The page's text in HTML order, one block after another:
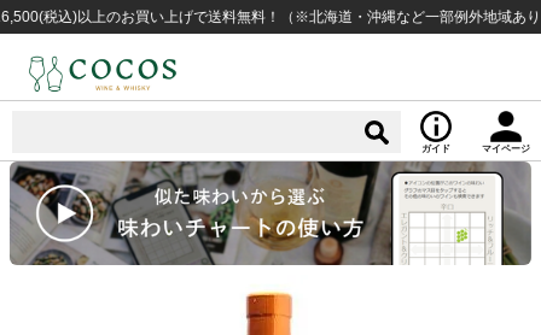
)以上のお買い上げで送料無料！（※北海道・沖縄など一部例外地域あり）
ガイド マイページ